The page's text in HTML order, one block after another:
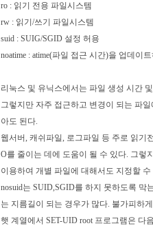
ro : 읽기 전용 파일시스템
rw : 읽기/쓰기 파일시스템
suid : SUIG/SGID 설정 허용
noatime : atime(파일 접근 시간)을 업데이
리눅스 및 유닉스에서는 파일 생성 시간
그렇지만 자주 접근하고 변경이 되는 파
아도 된다.
웹서버, 캐쉬파일, 로그파일 등 주로 읽기
O를 줄이는 데에 도움이 될 수 있다. 그렇
이용하여 개별 파일에 대해서도 지정할 수
nosuid는 SUID,SGID를 하지 못하도록 막
는 지름길이 되는 경우가 많다. 불가피하
햇 계열에서 SET-UID root 프로그램은 다